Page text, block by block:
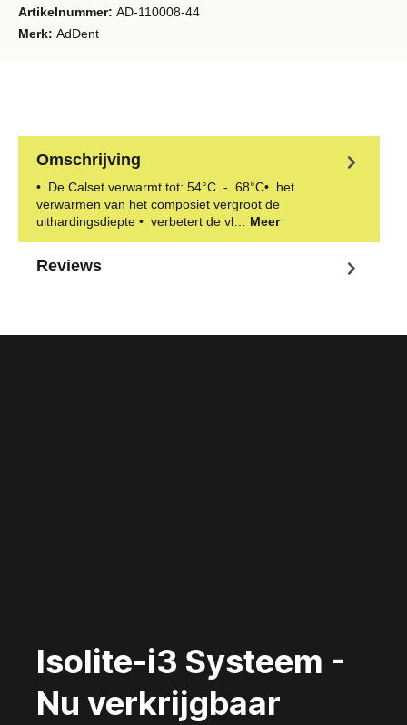
Artikelnummer: AD-110008-44
Merk: AdDent
Omschrijving
• De Calset verwarmt tot: 54°C - 68°C• het
verwarmen van het composiet vergroot de
uithardingsdiepte • verbetert de vl… Meer
Reviews
Isolite-i3 Systeem -
Nu verkrijgbaar